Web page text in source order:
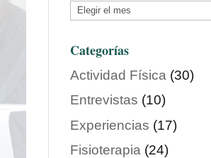
Archivos
Categorías
Actividad Física (30)
Entrevistas (10)
Experiencias (17)
Fisioterapia (24)